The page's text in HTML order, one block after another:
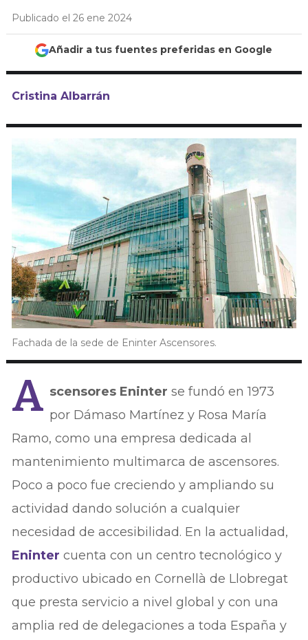
Publicado el 26 ene 2024
Añadir a tus fuentes preferidas en Google
Cristina Albarrán
Fachada de la sede de Eninter Ascensores.
A scensores Eninter se fundó en 1973
por Dámaso Martínez y Rosa María
Ramo, como una empresa dedicada al
mantenimiento multimarca de ascensores.
Poco a poco fue creciendo y ampliando su
actividad dando solución a cualquier
necesidad de accesibilidad. En la actualidad,
Enintercuenta con un centro tecnológico y
productivo ubicado en Cornellà de Llobregat
que presta servicio a nivel global y con una
amplia red de delegaciones a toda España y